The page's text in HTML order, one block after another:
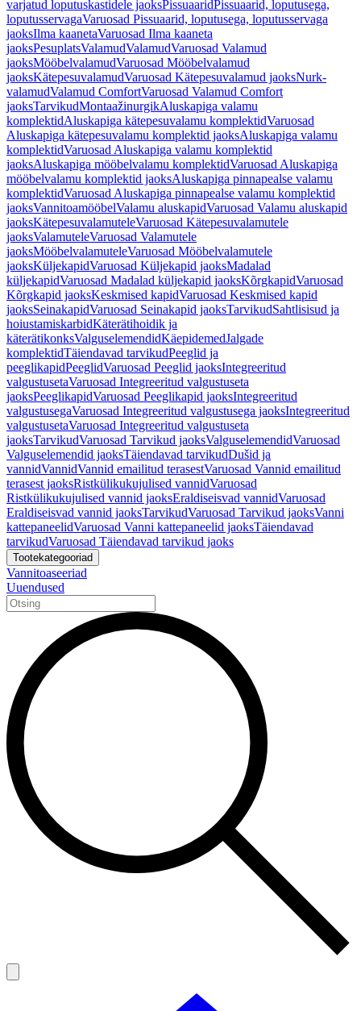
varjatud loputuskastidele jaoksPissuaaridPissuaarid, loputusega,
loputusservagaVaruosad Pissuaarid, loputusega, loputusservaga
jaoksIlma kaanetaVaruosad Ilma kaaneta
jaoksPesuplatsValamudValamudVaruosad Valamud
jaoksMööbelvalamudVaruosad Mööbelvalamud
jaoksKätepesuvalamudVaruosad Kätepesuvalamud jaoksNurk-
valamudValamud ComfortVaruosad Valamud Comfort
jaoksTarvikudMontaažinurgikAluskapiga valamu
komplektidAluskapiga kätepesuvalamu komplektidVaruosad
Aluskapiga kätepesuvalamu komplektid jaoksAluskapiga valamu
komplektidVaruosad Aluskapiga valamu komplektid
jaoksAluskapiga mööbelvalamu komplektidVaruosad Aluskapiga
mööbelvalamu komplektid jaoksAluskapiga pinnapealse valamu
komplektidVaruosad Aluskapiga pinnapealse valamu komplektid
jaoksVannitoamööbelValamu aluskapidVaruosad Valamu aluskapid
jaoksKätepesuvalamuteleVaruosad Kätepesuvalamutele
jaoksValamuteleVaruosad Valamutele
jaoksMööbelvalamuteleVaruosad Mööbelvalamutele
jaoksKüljekapidVaruosad Küljekapid jaoksMadalad
küljekapidVaruosad Madalad küljekapid jaoksKõrgkapidVaruosad
Kõrgkapid jaoksKeskmised kapidVaruosad Keskmised kapid
jaoksSeinakapidVaruosad Seinakapid jaoksTarvikudSahtlisisud ja
hoiustamiskarbidKäterätihoidik ja
käterätikonksValguselemendidKäepidemedJalgade
komplektidTäiendavad tarvikudPeeglid ja
peeglikapidPeeglidVaruosad Peeglid jaoksIntegreeritud
valgustusetaVaruosad Integreeritud valgustuseta
jaoksPeeglikapidVaruosad Peeglikapid jaoksIntegreeritud
valgustusegaVaruosad Integreeritud valgustusega jaoksIntegreeritud
valgustusetaVaruosad Integreeritud valgustuseta
jaoksTarvikudVaruosad Tarvikud jaoksValguselemendidVaruosad
Valguselemendid jaoksTäiendavad tarvikudDušid ja
vannidVannidVannid emailitud terasestVaruosad Vannid emailitud
terasest jaoksRistkülikukujulised vannidVaruosad
Ristkülikukujulised vannid jaoksEraldiseisvad vannidVaruosad
Eraldiseisvad vannid jaoksTarvikudVaruosad Tarvikud jaoksVanni
kattepaneelidVaruosad Vanni kattepaneelid jaoksTäiendavad
tarvikudVaruosad Täiendavad tarvikud jaoks
Tootekategooriad
Vannitoaseeriad
Uuendused